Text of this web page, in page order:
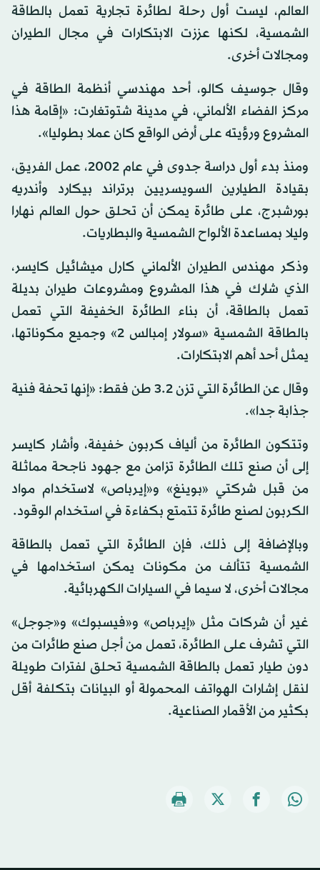
العالم، ليست أول رحلة لطائرة تجارية تعمل بالطاقة
الشمسية، لكنها عززت الابتكارات في مجال الطيران
ومجالات أخرى.
وقال جوسيف كالو، أحد مهندسي أنظمة الطاقة في
مركز الفضاء الألماني، في مدينة شتوتغارت: «إقامة هذا
المشروع ورؤيته على أرض الواقع كان عملا بطوليا».
ومنذ بدء أول دراسة جدوى في عام 2002، عمل الفريق،
بقيادة الطيارين السويسريين برتراند بيكارد وأندريه
بورشبرج، على طائرة يمكن أن تحلق حول العالم نهارا
وليلا بمساعدة الألواح الشمسية والبطاريات.
وذكر مهندس الطيران الألماني كارل ميشائيل كايسر،
الذي شارك في هذا المشروع ومشروعات طيران بديلة
تعمل بالطاقة، أن بناء الطائرة الخفيفة التي تعمل
بالطاقة الشمسية «سولار إمبالس 2» وجميع مكوناتها،
يمثل أحد أهم الابتكارات.
وقال عن الطائرة التي تزن 3.2 طن فقط: «إنها تحفة فنية
جذابة جدا».
وتتكون الطائرة من ألياف كربون خفيفة، وأشار كايسر
إلى أن صنع تلك الطائرة تزامن مع جهود ناجحة مماثلة
من قبل شركتي «بوينغ» و«إيرباص» لاستخدام مواد
الكربون لصنع طائرة تتمتع بكفاءة في استخدام الوقود.
وبالإضافة إلى ذلك، فإن الطائرة التي تعمل بالطاقة
الشمسية تتألف من مكونات يمكن استخدامها في
مجالات أخرى، لا سيما في السيارات الكهربائية.
غير أن شركات مثل «إيرباص» و«فيسبوك» و«جوجل»
التي تشرف على الطائرة، تعمل من أجل صنع طائرات من
دون طيار تعمل بالطاقة الشمسية تحلق لفترات طويلة
لنقل إشارات الهواتف المحمولة أو البيانات بتكلفة أقل
بكثير من الأقمار الصناعية.